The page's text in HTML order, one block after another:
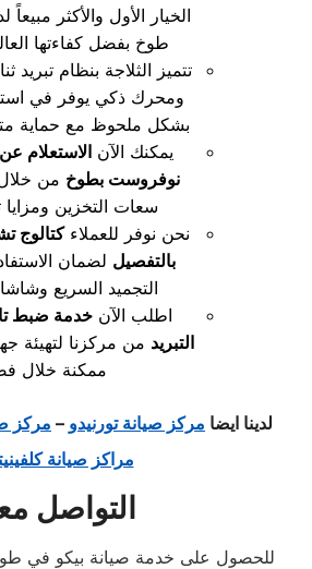
الخيار الأول والأكثر
طوخ بفضل كفاءتها
تتميز الثلاجة بنظام تبريد
ومحرك ذكي يوفر في
بشكل ملحوظ مع حماية
يمكنك الآن الاستعلام
نوفروست بطوخ من
سعات التخزين ومزايا
نحن نوفر للعملاءكتالوج
بالتفصيل لضمان
التجميد السريع
اطلب الآنخدمة ضبط
التبريد من مركزنا لتهيئة
ممكنة خلال
لدينا ايضا مركز صيانة تورنيدو – مركز
مراكز صيانة
التواصل
للحصول على خدمة صيانة بيكو في